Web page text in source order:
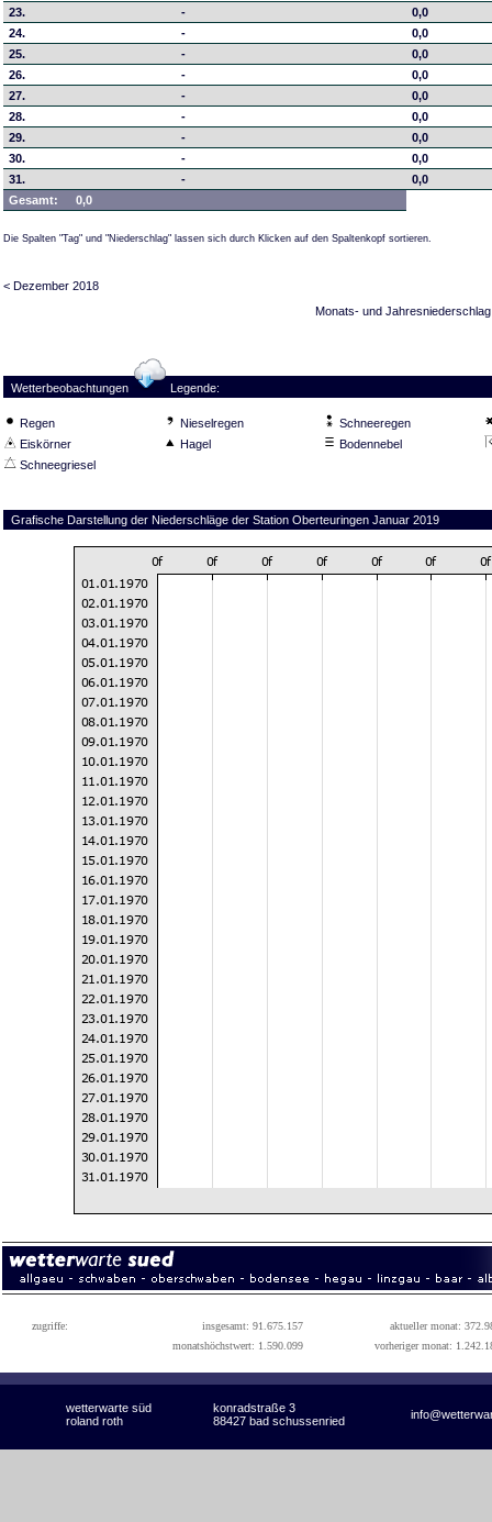
23.
-
0,0
24.
-
0,0
25.
-
0,0
26.
-
0,0
27.
-
0,0
28.
-
0,0
29.
-
0,0
30.
-
0,0
31.
-
0,0
Gesamt:
0,0
Die Spalten "Tag" und "Niederschlag" lassen sich durch Klicken auf den Spaltenkopf sortieren.
< Dezember 2018
Monats- und Jahresniederschlag
Wetterbeobachtungen Legende:
Regen Nieselregen
Schneeregen
Eiskörner
Hagel
Bodennebel
Schneegriesel
Grafische Darstellung der Niederschläge der Station Oberteuringen Januar 2019
zugriffe: insgesamt: 91.675.157
aktueller monat:
monatshöchstwert: 1.590.099
vorheriger monat:
wetterwarte süd konradstraße 3
roland roth 88427 bad schussenried